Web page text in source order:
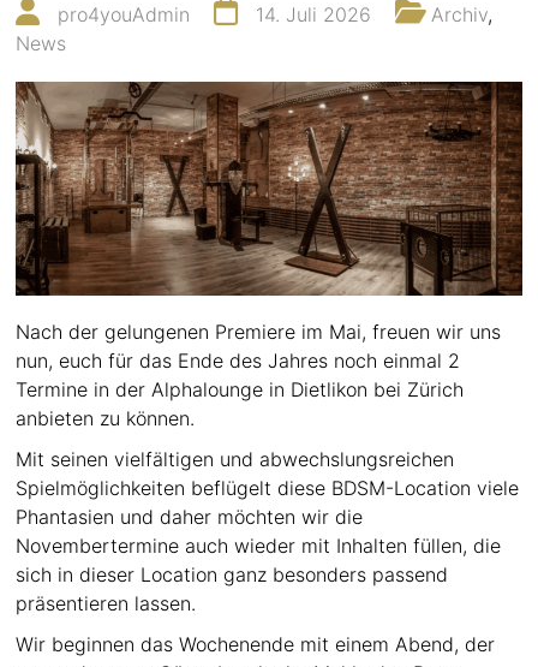
pro4youAdmin 14. Juli 2026 Archiv,
News
Nach der gelungenen Premiere im Mai, freuen wir uns
nun, euch für das Ende des Jahres noch einmal 2
Termine in der Alphalounge in Dietlikon bei Zürich
anbieten zu können.
Mit seinen vielfältigen und abwechslungsreichen
Spielmöglichkeiten beflügelt diese BDSM-Location viele
Phantasien und daher möchten wir die
Novembertermine auch wieder mit Inhalten füllen, die
sich in dieser Location ganz besonders passend
präsentieren lassen.
Wir beginnen das Wochenende mit einem Abend, der